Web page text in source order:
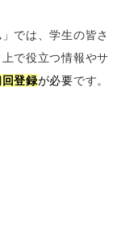
」では、学生の皆さ
で役立つ情報やサ
登録が必要です。